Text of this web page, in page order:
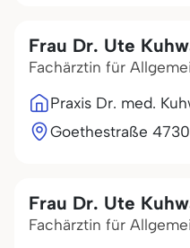
Frau Dr. Ute
Fachärztin für
Praxis Dr. med.
Goethestraße 4
Frau Dr. Ute
Fachärztin für